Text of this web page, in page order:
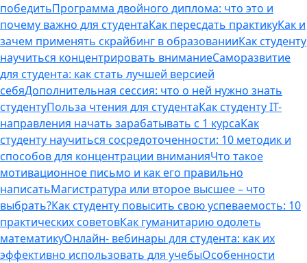
победитьПрограмма двойного диплома: что это и
почему важно для студентаКак пересдать практикуКак и
зачем применять скрайбинг в образованииКак студенту
научиться концентрировать вниманиеСаморазвитие
для студента: как стать лучшей версией
себяДополнительная сессия: что о ней нужно знать
студентуПольза чтения для студентаКак студенту IT-
направления начать зарабатывать с 1 курсаКак
студенту научиться сосредоточенности: 10 методик и
способов для концентрации вниманияЧто такое
мотивационное письмо и как его правильно
написатьМагистратура или второе высшее – что
выбрать?Как студенту повысить свою успеваемость: 10
практических советовКак гуманитарию одолеть
математикуОнлайн- вебинары для студента: как их
эффективно использовать для учебыОсобенности